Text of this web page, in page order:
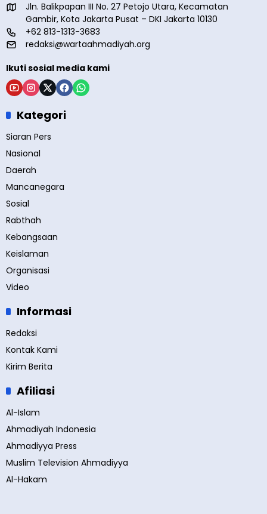
Jln. Balikpapan III No. 27 Petojo Utara, Kecamatan
Gambir, Kota Jakarta Pusat – DKI Jakarta 10130
+62 813-1313-3683
redaksi@wartaahmadiyah.org
Ikuti sosial media kami
Kategori
Siaran Pers
Nasional
Daerah
Mancanegara
Sosial
Rabthah
Kebangsaan
Keislaman
Organisasi
Video
Informasi
Redaksi
Kontak Kami
Kirim Berita
Afiliasi
Al-Islam
Ahmadiyah Indonesia
Ahmadiyya Press
Muslim Television Ahmadiyya
Al-Hakam